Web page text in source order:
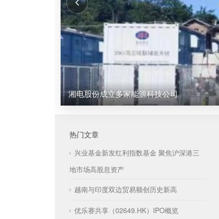
湘电股份成立多家能源科技公司
热门文章
兴业基金新发红利指数基金 聚焦沪深港三
地市场高股息资产
越南与印度双边贸易额创历史新高
优乐赛共享（02649.HK）IPO概览